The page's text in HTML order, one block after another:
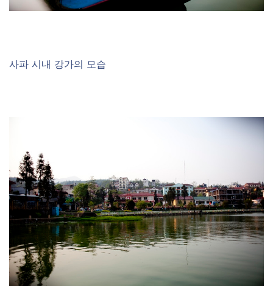
사파 시내 강가의 모습